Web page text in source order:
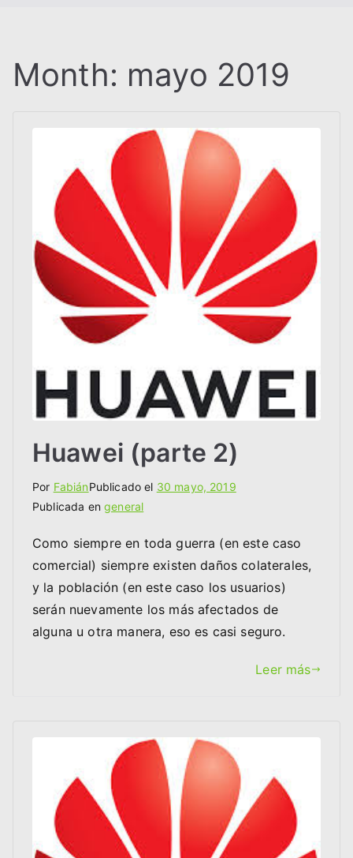
Month: mayo 2019
Huawei (parte 2)
Por FabiánPublicado el 30 mayo, 2019
Publicada engeneral
Como siempre en toda guerra (en este caso
comercial) siempre existen daños colaterales,
y la población (en este caso los usuarios)
serán nuevamente los más afectados de
alguna u otra manera, eso es casi seguro.
Leer más